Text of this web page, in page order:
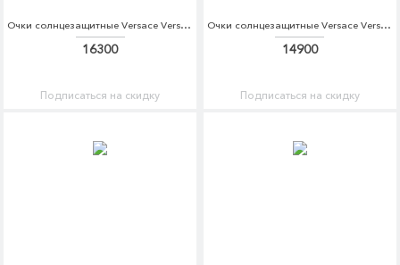
Очки солнцезащитные Versace Versace VE110DWDBDS1
16300
Подписаться на скидку
Очки солнцезащитные Versace Versace VE110DWDBDT1
14900
Подписаться на скидку